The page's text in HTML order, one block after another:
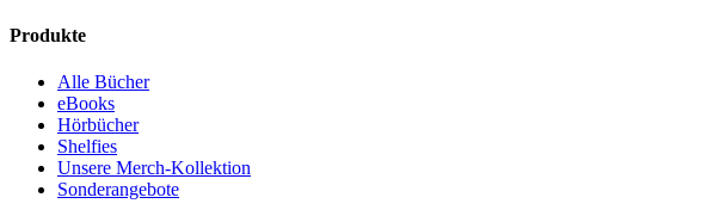
Produkte
Alle Bücher
eBooks
Hörbücher
Shelfies
Unsere Merch-Kollektion
Sonderangebote